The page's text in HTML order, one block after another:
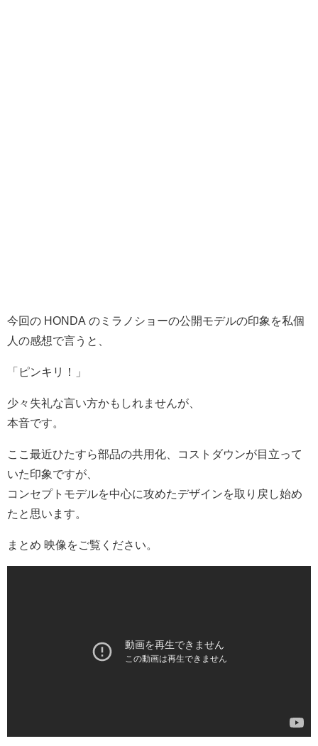
今回の HONDA のミラノショーの公開モデルの印象を私個
人の感想で言うと、
「ピンキリ！」
少々失礼な言い方かもしれませんが、
本音です。
ここ最近ひたすら部品の共用化、コストダウンが目立って
いた印象ですが、
コンセプトモデルを中心に攻めたデザインを取り戻し始め
たと思います。
まとめ 映像をご覧ください。